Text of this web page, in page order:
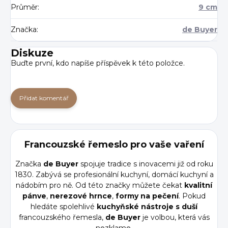
Průměr: 9 cm
Značka: de Buyer
Diskuze
Buďte první, kdo napíše příspěvek k této položce.
Přidat komentář
Francouzské řemeslo pro vaše vaření
Značka de Buyerspojuje tradice s inovacemi již od roku
1830. Zabývá se profesionální kuchyní, domácí kuchyní a
nádobím pro ně. Od této značky můžete čekat kvalitní
pánve, nerezové hrnce, formy na pečení. Pokud
hledáte spolehlivé kuchyňské nástroje s duší
francouzského řemesla, de Buyerje volbou, která vás